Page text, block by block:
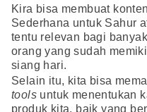
Kira bisa membuat
Sederhana untuk Sahur
tentu relevan bagi
orang yang sudah
siang hari.
Selain itu, kita bisa
tools untuk menentukan
produk kita, baik yang